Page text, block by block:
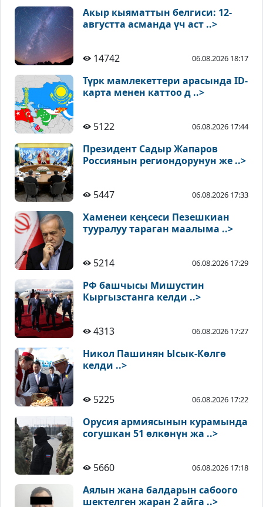
Акыр кыяматтын белгиси: 12-
августта асманда үч аст ..>
14742 06.08.2026 18:17
Түрк мамлекеттери арасында ID-
карта менен каттоо д ..>
5122 06.08.2026 17:44
Президент Садыр Жапаров
Россиянын региондорунун же ..>
5447 06.08.2026 17:33
Хаменеи кеңсеси Пезешкиан
тууралуу тараган маалыма ..>
5214 06.08.2026 17:29
РФ башчысы Мишустин
Кыргызстанга келди ..>
4313 06.08.2026 17:27
Никол Пашинян Ысык-Көлгө
келди ..>
5225 06.08.2026 17:22
Орусия армиясынын курамында
согушкан 51 өлкөнүн жа ..>
5660 06.08.2026 17:18
Аялын жана балдарын сабоого
шектелген жаран 2 айга ..>